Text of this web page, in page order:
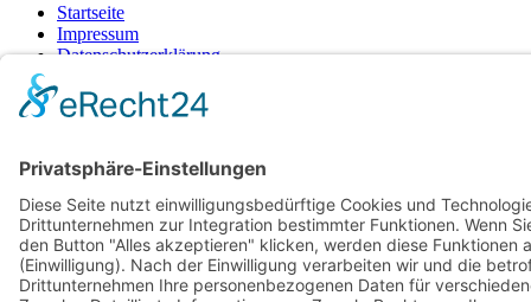
Startseite
Impressum
Datenschutzerklärung
Vertrag widerrufen
AGB
Gutschein
© 2026Bauchwärts Paderborn|hello@bauchwaerts-paderborn.de